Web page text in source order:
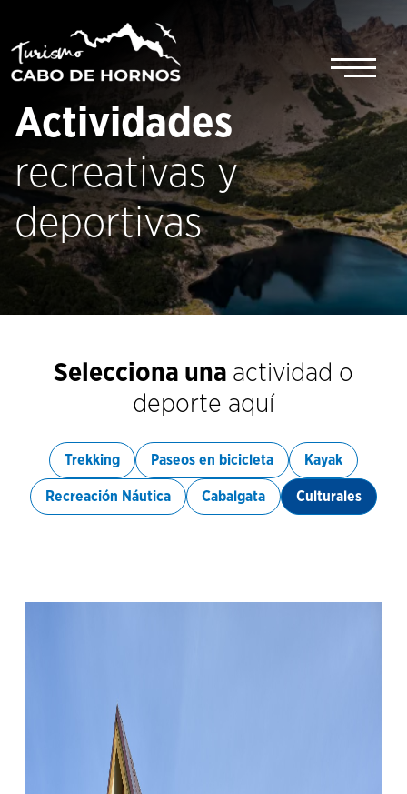
contenido
Actividades
recreativas y
deportivas
Selecciona una actividad o
deporte aquí
Trekking Paseos en bicicleta Kayak
Recreación Náutica Cabalgata Culturales